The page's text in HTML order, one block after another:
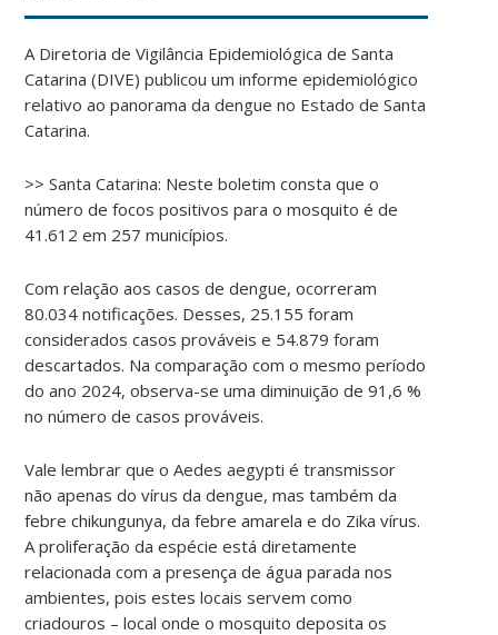
A Diretoria de Vigilância Epidemiológica de Santa
Catarina (DIVE) publicou um informe epidemiológico
relativo ao panorama da dengue no Estado de Santa
Catarina.
>> Santa Catarina: Neste boletim consta que o
número de focos positivos para o mosquito é de
41.612 em 257 municípios.
Com relação aos casos de dengue, ocorreram
80.034 notificações. Desses, 25.155 foram
considerados casos prováveis e 54.879 foram
descartados. Na comparação com o mesmo período
do ano 2024, observa-se uma diminuição de 91,6 %
no número de casos prováveis.
Vale lembrar que o Aedes aegypti é transmissor
não apenas do vírus da dengue, mas também da
febre chikungunya, da febre amarela e do Zika vírus.
A proliferação da espécie está diretamente
relacionada com a presença de água parada nos
ambientes, pois estes locais servem como
criadouros – local onde o mosquito deposita os